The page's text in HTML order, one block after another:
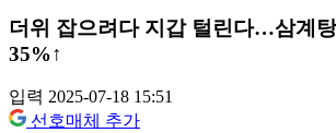
더위 잡으려다 지갑 털린다…삼계
35%↑
입력 2025-07-18 15:51
선호매체 추가